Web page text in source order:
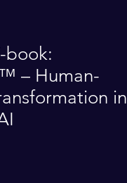
book:
– Human-
in